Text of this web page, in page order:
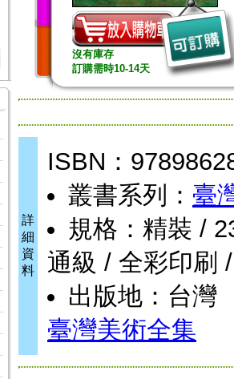
沒有庫存
訂購需時10-14天
詳
細
資
料
ISBN：
叢書系列： 臺
規格：精裝 /
通級 / 全彩印刷
出版地：台灣
臺灣美術全集